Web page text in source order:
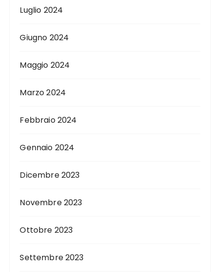
Luglio 2024
Giugno 2024
Maggio 2024
Marzo 2024
Febbraio 2024
Gennaio 2024
Dicembre 2023
Novembre 2023
Ottobre 2023
Settembre 2023